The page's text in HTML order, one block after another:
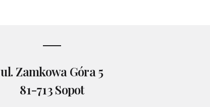
ul. Zamkowa Góra 5
81-713 Sopot